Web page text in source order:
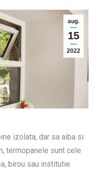
aug.
15
2022
izolata, dar sa aiba si
termopanele sunt cele
birou sau institutie